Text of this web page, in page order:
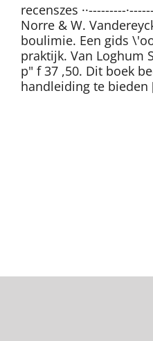
recenszes ··---------
Norre & W.
boulimie. Een gids
praktijk. Van Loghum
p" f 37 ,50. Dit boek
handleiding te bieden